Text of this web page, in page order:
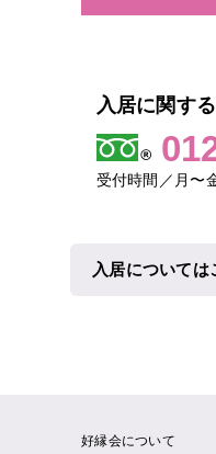
入居に関す
受付時間／月
入居については
好縁会について